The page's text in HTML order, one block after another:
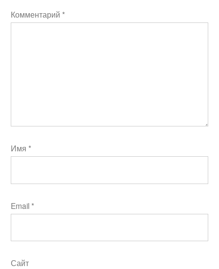
Комментарий *
Имя *
Email *
Сайт